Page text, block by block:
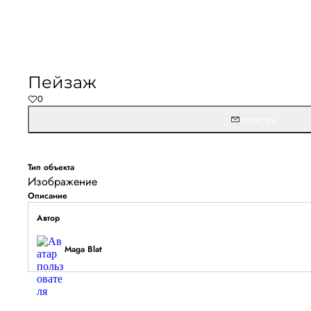
Пейзаж
0
Тип объекта
Изображение
Описание
Автор
Maga Blat